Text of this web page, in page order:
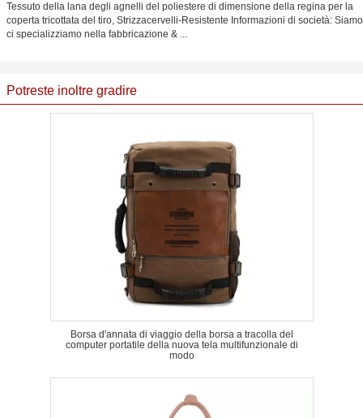
Tessuto della lana degli agnelli del poliestere di dimensione della regina per la
coperta tricottata del tiro, Strizzacervelli-Resistente Informazioni di società: Siamo
ci specializziamo nella fabbricazione & ...
Potreste inoltre gradire
Borsa d'annata di viaggio della borsa a tracolla del
computer portatile della nuova tela multifunzionale di
modo